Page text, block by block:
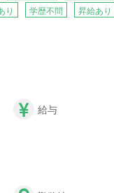
り 学歴不問 昇給あり
給与